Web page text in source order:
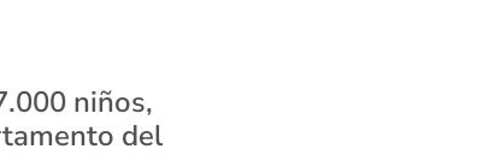
niños,
del